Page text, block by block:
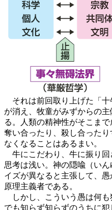
それは前回取り上げた「十
が消え、牧童がみずからの
る。人類の精神性がそこま
奪い合ったり、殺し合った
なくなることはあるまい。
牛にこだわり、牛に振り回
思考は浅い。神の隠喩（い
イズが異なると主張して、
原理主義者である。
しかし、こういう愚は何も
でも知らず知らずのうちに